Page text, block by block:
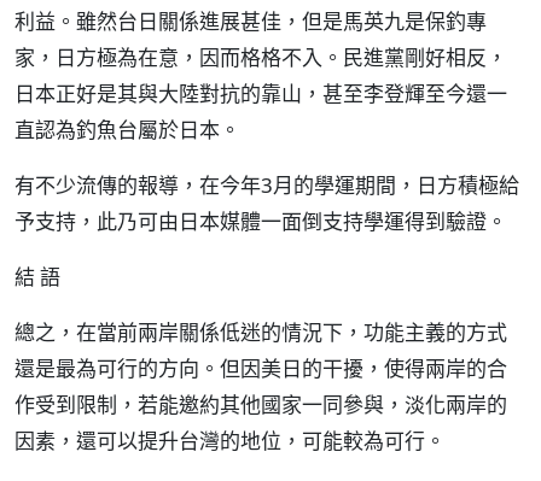
利益。雖然台日關係進展甚佳，但是馬英九是保釣專
家，日方極為在意，因而格格不入。民進黨剛好相反，
日本正好是其與大陸對抗的靠山，甚至李登輝至今還一
直認為釣魚台屬於日本。
有不少流傳的報導，在今年3月的學運期間，日方積極給
予支持，此乃可由日本媒體一面倒支持學運得到驗證。
結 語
總之，在當前兩岸關係低迷的情況下，功能主義的方式
還是最為可行的方向。但因美日的干擾，使得兩岸的合
作受到限制，若能邀約其他國家一同參與，淡化兩岸的
因素，還可以提升台灣的地位，可能較為可行。